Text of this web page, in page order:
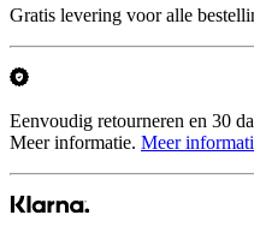
Gratis levering voor alle
Eenvoudig retourneren en 30
Meer informatie. Meer